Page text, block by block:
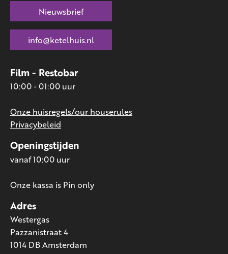
Adres
Westergas
Pazzanistraat 4
1014 DB Amsterdam
Openingstijden
vanaf 10:00 uur
Onze kassa is Pin only
Film - Restobar
10:00 - 01:00 uur
Onze huisregels/our houserules
Privacybeleid
Nieuwsbrief
info@ketelhuis.nl